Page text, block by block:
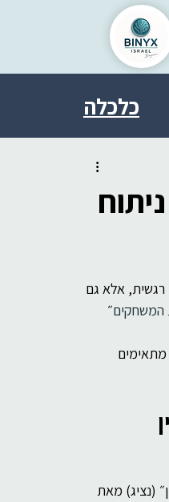
כלכלה
פסיכולוגיה
therasocial
מלאכותית
רגשית, אלא גם
המשחקים״
מתאימים
(נציג) מאת